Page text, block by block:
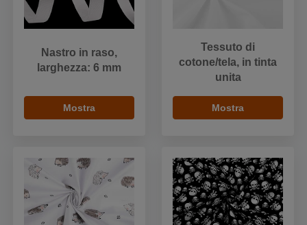
Nastro in raso,
larghezza: 6 mm
Mostra
Tessuto di
cotone/tela, in tinta
unita
Mostra